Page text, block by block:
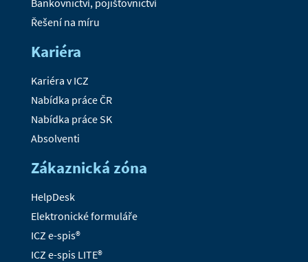
Bankovnictví, pojišťovnictví
Řešení na míru
Kariéra
Kariéra v ICZ
Nabídka práce ČR
Nabídka práce SK
Absolventi
Zákaznická zóna
HelpDesk
Elektronické formuláře
ICZ e-spis®
ICZ e-spis LITE®